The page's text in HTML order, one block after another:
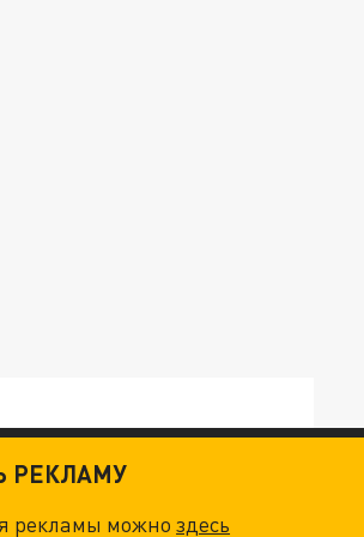
РЕКЛАМУ
рекламы можноздесь